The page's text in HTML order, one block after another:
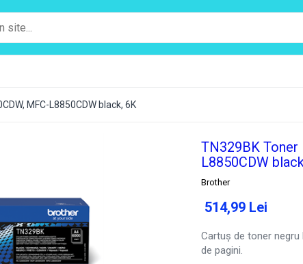
MFC-L8850CDW black, 6K
TN329BK Toner
L8850CDW
Brother
514,99 Lei
Cartuș de toner negru
de pagini.